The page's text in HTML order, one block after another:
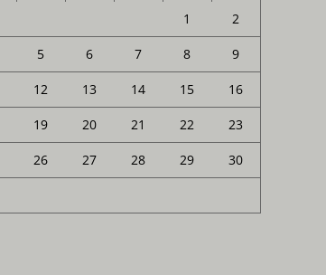
1 2
5 6 7 8 9
12 13 14 15 16
19 20 21 22 23
26 27 28 29 30